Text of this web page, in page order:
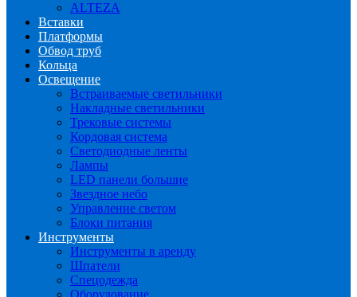
ALTEZA
Вставки
Платформы
Обвод труб
Кольца
Освещение
Встраиваемые светильники
Накладные светильники
Трековые системы
Кордовая система
Светодиодные ленты
Лампы
LED панели большие
Звездное небо
Управление светом
Блоки питания
Инструменты
Инструменты в аренду
Шпатели
Спецодежда
Оборудование